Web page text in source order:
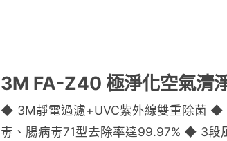
3M FA-Z40 極淨化空氣清
◆ 3M靜電過濾+UVC紫外線雙重除菌 ◆
毒、腸病毒71型去除率達99.97% ◆ 3